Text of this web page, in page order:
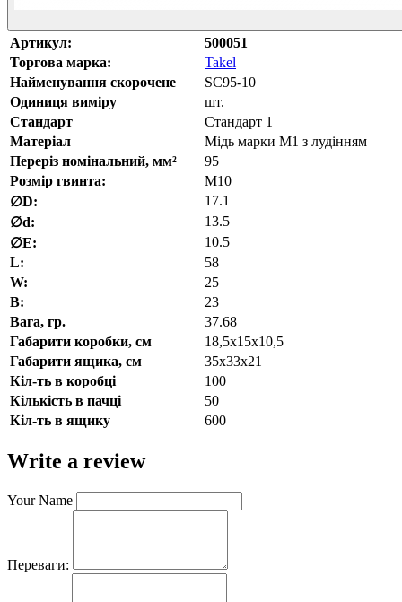
Артикул:
500051
Торгова марка:
Takel
Найменування скорочене
SC95-10
Одиниця виміру
шт.
Стандарт
Стандарт 1
Матеріал
Мідь марки М1 з лудінням
Переріз номінальний, мм²
95
Розмір гвинта:
М10
∅D:
17.1
∅d:
13.5
∅E:
10.5
L:
58
W:
25
В:
23
Вага, гр.
37.68
Габарити коробки, см
18,5х15х10,5
Габарити ящика, см
35х33х21
Кіл-ть в коробці
100
Кількість в пачці
50
Кіл-ть в ящику
600
Write a review
Your Name
Переваги: